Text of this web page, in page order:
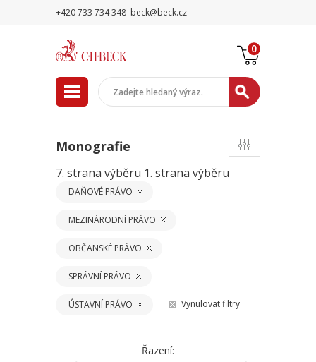
+420 733 734 348 beck@beck.cz
0
Monografie
7. strana výběru 1. strana výběru
DAŇOVÉ PRÁVO
MEZINÁRODNÍ PRÁVO
OBČANSKÉ PRÁVO
SPRÁVNÍ PRÁVO
ÚSTAVNÍ PRÁVO Vynulovat filtry
Řazení: